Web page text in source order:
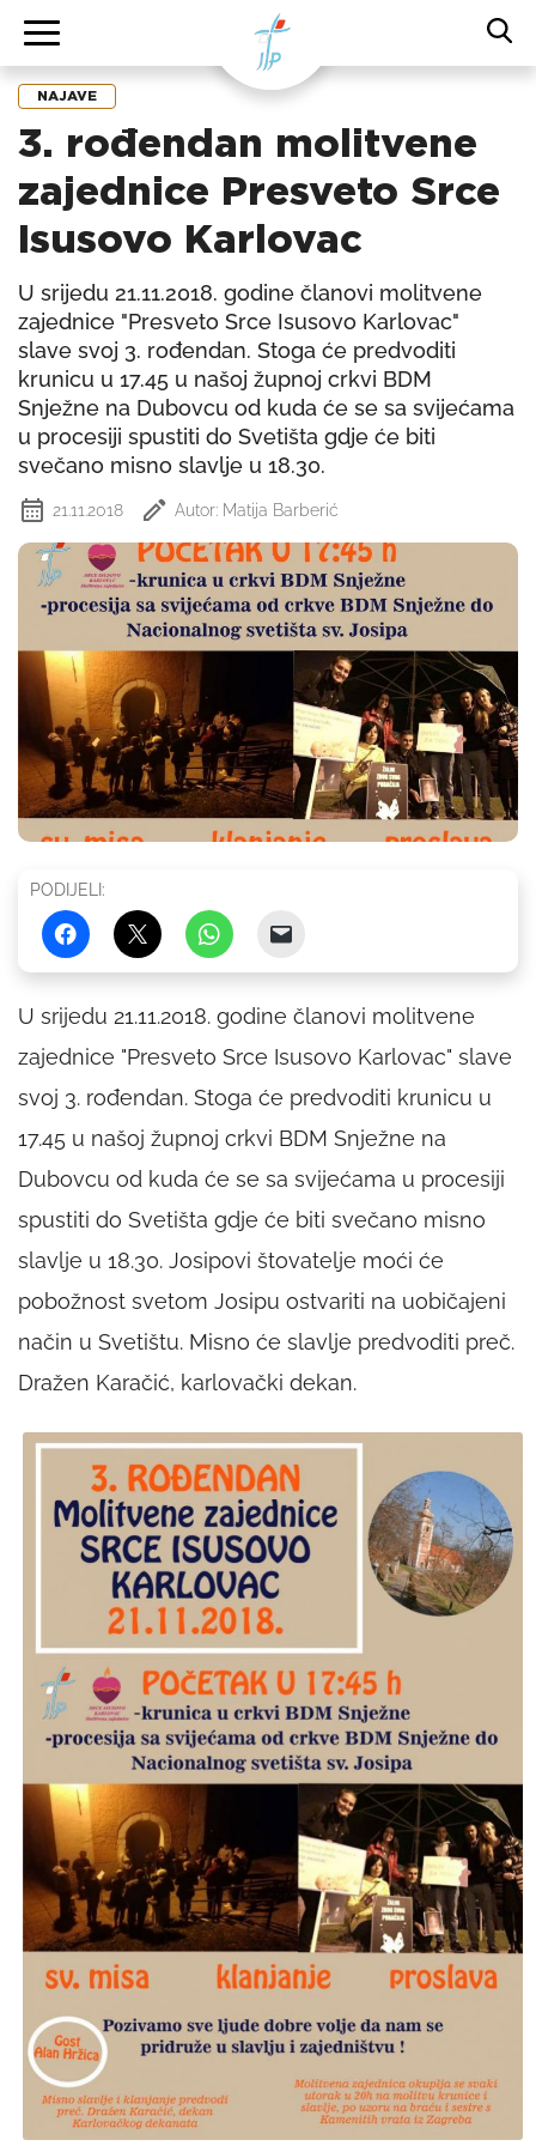
NAJAVE
3. rođendan molitvene
zajednice Presveto Srce
Isusovo Karlovac
U srijedu 21.11.2018. godine članovi molitvene
zajednice "Presveto Srce Isusovo Karlovac"
slave svoj 3. rođendan. Stoga će predvoditi
krunicu u 17.45 u našoj župnoj crkvi BDM
Snježne na Dubovcu od kuda će se sa svijećama
u procesiji spustiti do Svetišta gdje će biti
svečano misno slavlje u 18.30.
21.11.2018 Autor: Matija Barberić
PODIJELI:
U srijedu 21.11.2018. godine članovi molitvene
zajednice "Presveto Srce Isusovo Karlovac" slave
svoj 3. rođendan. Stoga će predvoditi krunicu u
17.45 u našoj župnoj crkvi BDM Snježne na
Dubovcu od kuda će se sa svijećama u procesiji
spustiti do Svetišta gdje će biti svečano misno
slavlje u 18.30. Josipovi štovatelje moći će
pobožnost svetom Josipu ostvariti na uobičajeni
način u Svetištu. Misno će slavlje predvoditi preč.
Dražen Karačić, karlovački dekan.